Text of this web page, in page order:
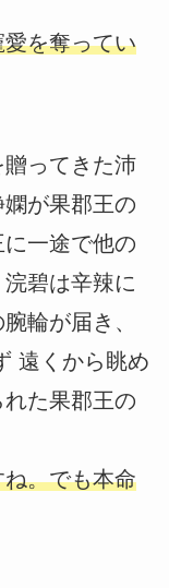
を奪ってい
ってきた沛
が果郡王の
一途で他の
碧は辛辣に
輪が届き、
遠くから眺め
た果郡王の
。でも本命